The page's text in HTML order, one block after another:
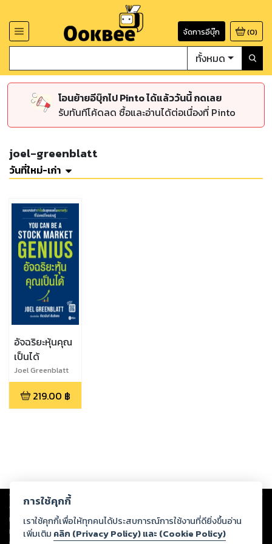
จัดการอีบุ๊ก (0)
ทั้งหมด
โอนย้ายอีบุ๊กไป Pinto ได้แล้ววันนี้ กดเลย
รับทันทีโค้ดลด ซื้อและอ่านได้ต่อเนื่องที่ Pinto
joel-greenblatt
วันที่ใหม่-เก่า
อัจฉริยะหุ้นคุณ
เป็นได้
Joel Greenblatt
219.00 ฿
Copyright © 2026
ต่อผลงานหรือเนื้อหาใดที่อัปโหลดผ่านเว็บไซต์และปรากฏว่าละเมิดสิทธิใน
ทรัพย์สินทางปัญญาของบุคคลอื่นหรือขัดต่อกฎหมายและศีลธรรม ดังนั้น ผู้อ่าน
ทุกท่านโปรดใช้วิจารณญาณในการกลั่นกรองด้วยตนเอง และหากท่านพบว่าส่วน
การใช้คุกกี้
เราใช้คุกกี้เพื่อให้ทุกคนได้ประสบการณ์การใช้งานที่ดียิ่งขึ้นอ่าน
เพิ่มเติม คลิก (Privacy Policy) และ (Cookie Policy)